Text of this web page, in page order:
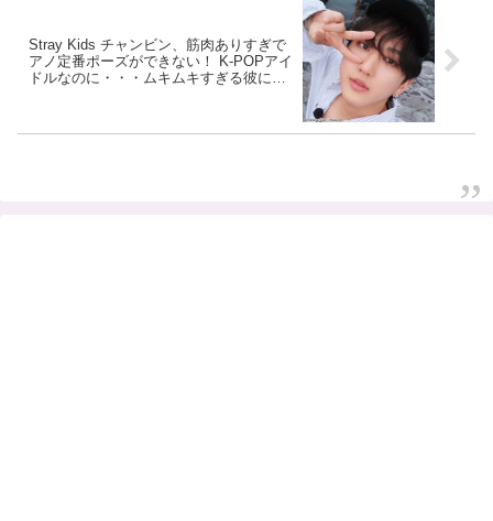
Stray Kids チャンビン、筋肉ありすぎで
アノ定番ポーズができない！ K-POPアイ
ドルなのに・・・ムキムキすぎる彼にス